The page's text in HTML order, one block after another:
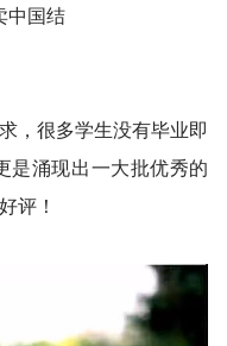
国结
，很多学生没有毕业即
是涌现出一大批优秀的
评！